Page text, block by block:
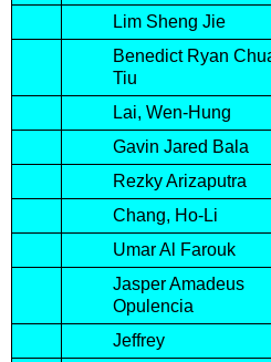
Lim Sheng Jie
Benedict Ryan
Tiu
Lai, Wen-Hung
Gavin Jared Bala
Rezky Arizaputra
Chang, Ho-Li
Umar Al Farouk
Jasper Amadeus
Opulencia
Jeffrey